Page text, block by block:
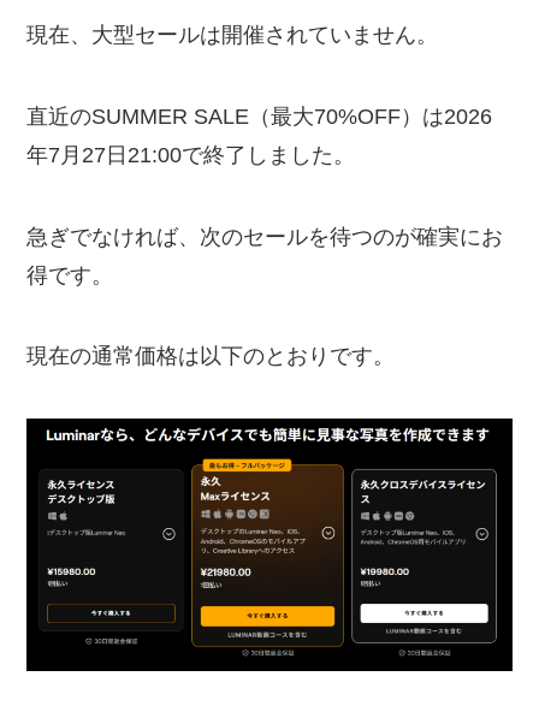
現在、大型セールは開催されていません。
直近のSUMMER SALE（最大70%OFF）は2026
年7月27日21:00で終了しました。
急ぎでなければ、次のセールを待つのが確実にお
得です。
現在の通常価格は以下のとおりです。